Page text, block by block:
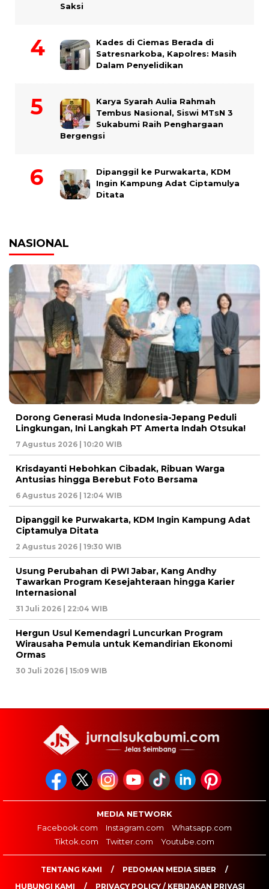
Saksi
Kades di Ciemas Berada di
Satresnarkoba, Kapolres: Masih
Dalam Penyelidikan
Karya Syarah Aulia Rahmah
Tembus Nasional, Siswi MTsN 3
Sukabumi Raih Penghargaan
Bergengsi
Dipanggil ke Purwakarta, KDM
Ingin Kampung Adat Ciptamulya
Ditata
NASIONAL
Dorong Generasi Muda Indonesia-Jepang Peduli
Lingkungan, Ini Langkah PT Amerta Indah Otsuka!
7 Agustus 2026 | 10:20 WIB
Krisdayanti Hebohkan Cibadak, Ribuan Warga
Antusias hingga Berebut Foto Bersama
6 Agustus 2026 | 12:04 WIB
Dipanggil ke Purwakarta, KDM Ingin Kampung Adat
Ciptamulya Ditata
2 Agustus 2026 | 19:30 WIB
Usung Perubahan di PWI Jabar, Kang Andhy
Tawarkan Program Kesejahteraan hingga Karier
Internasional
31 Juli 2026 | 22:04 WIB
Hergun Usul Kemendagri Luncurkan Program
Wirausaha Pemula untuk Kemandirian Ekonomi
Ormas
30 Juli 2026 | 15:09 WIB
MEDIA NETWORK
Facebook.com
Instagram.com
Whatsapp.com
Tiktok.com
Twitter.com Youtube.com
TENTANG KAMI
PEDOMAN MEDIA SIBER
HUBUNGI KAMI
PRIVACY POLICY / KEBIJAKAN PRIVASI